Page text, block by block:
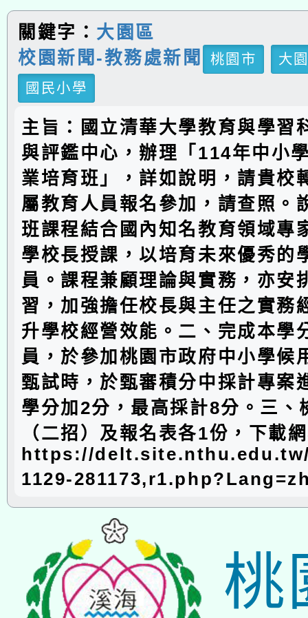
關鍵字： 大園區
校園新聞-教務處新聞
桃園市
大
國民小學
主旨：國立清華大學教育與學習
與評鑑中心，辦理「114年中小
業培育班」，詳如說明，請貴校
屬教育人員報名參加，請查照。
班課程結合國內知名教育領域專
學校長授課，以培育未來優秀的
員。課程兼顧理論與實務，亦安
習，加強擔任校長與主任之實務
升學校經營效能。二、完成本學
員，於參加桃園市政府中小學候
甄試時，於甄審積分中採計專案
學分加2分，最高採計8分。三、
（二招）及報名表各1份，下載
https://
1129-
桃